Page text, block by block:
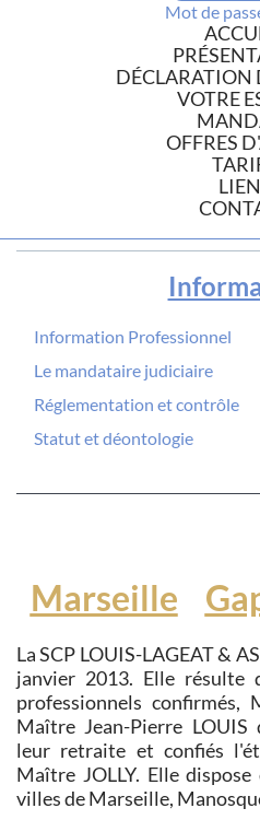
Mot de
DÉCLARATION
VOTRE
OFFRES
Information Professionnel
Le mandataire judiciaire
Réglementation et contrôle
Statut et déontologie
Marseille
La SCP LOUIS-LAGEAT &
janvier 2013. Elle résulte
professionnels confirmés,
Maître Jean-Pierre
leur retraite et confiés
Maître JOLLY. Elle
villes de Marseille,